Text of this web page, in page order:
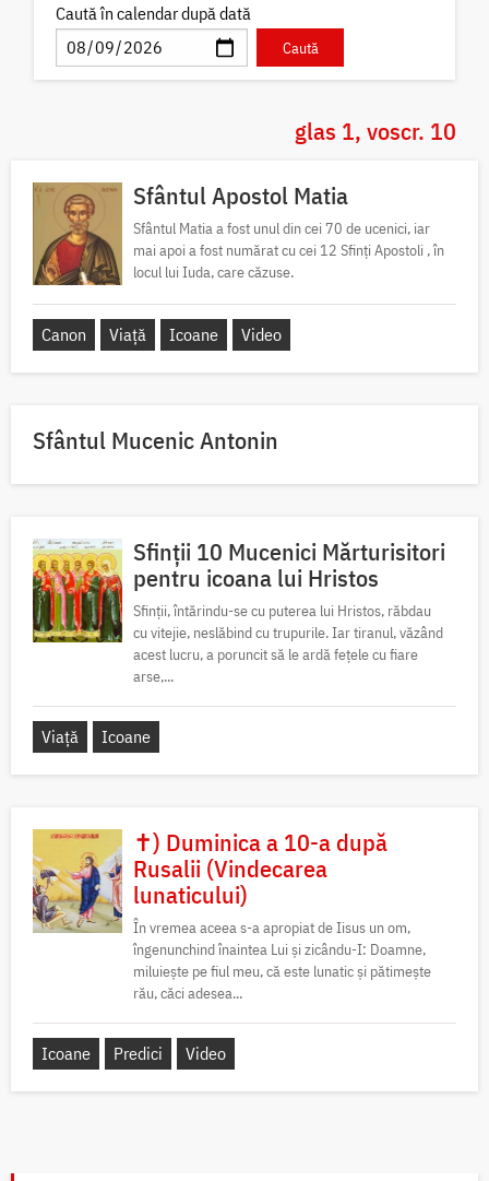
Caută în calendar după dată
glas 1, voscr. 10
Sfântul Apostol Matia
Sfântul Matia a fost unul din cei 70 de ucenici, iar
mai apoi a fost numărat cu cei 12 Sfinți Apostoli , în
locul lui Iuda, care căzuse.
Canon Viață Icoane Video
Sfântul Mucenic Antonin
Sfinții 10 Mucenici Mărturisitori
pentru icoana lui Hristos
Sfinții, întărindu-se cu puterea lui Hristos, răbdau
cu vitejie, neslăbind cu trupurile. Iar tiranul, văzând
acest lucru, a poruncit să le ardă fețele cu fiare
arse,...
Viață Icoane
✝) Duminica a 10-a după
Rusalii (Vindecarea
lunaticului)
În vremea aceea s-a apropiat de Iisus un om,
îngenunchind înaintea Lui și zicându-I: Doamne,
miluiește pe fiul meu, că este lunatic și pătimește
rău, căci adesea...
Icoane Predici Video